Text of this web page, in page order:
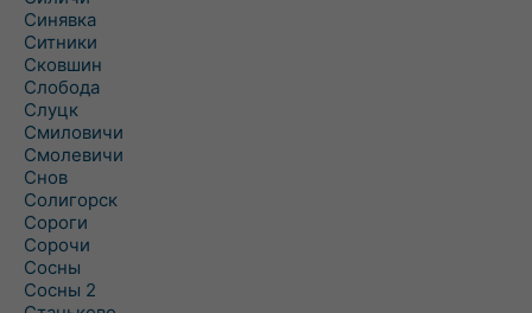
Синявка
Ситники
Сковшин
Слобода
Слуцк
Смиловичи
Смолевичи
Снов
Солигорск
Сороги
Сорочи
Сосны
Сосны 2